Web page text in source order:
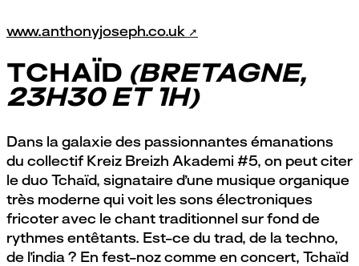
www.anthonyjoseph.co.uk
TCHAÏD (BRETAGNE,
23H30 ET 1H)
Dans la galaxie des passionnantes émanations
du collectif Kreiz Breizh Akademi #5, on peut citer
le duo Tchaïd, signataire d’une musique organique
très moderne qui voit les sons électroniques
fricoter avec le chant traditionnel sur fond de
rythmes entêtants. Est-ce du trad, de la techno,
de l’india ? En fest-noz comme en concert, Tchaïd